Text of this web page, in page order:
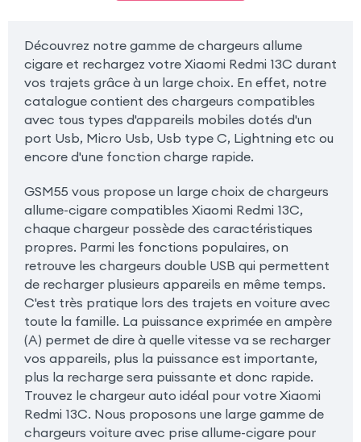
Découvrez notre gamme de chargeurs allume
cigare et rechargez votre Xiaomi Redmi 13C durant
vos trajets grâce à un large choix. En effet, notre
catalogue contient des chargeurs compatibles
avec tous types d'appareils mobiles dotés d'un
port Usb, Micro Usb, Usb type C, Lightning etc ou
encore d'une fonction charge rapide.
GSM55 vous propose un large choix de chargeurs
allume-cigare compatibles Xiaomi Redmi 13C,
chaque chargeur possède des caractéristiques
propres. Parmi les fonctions populaires, on
retrouve les chargeurs double USB qui permettent
de recharger plusieurs appareils en même temps.
C'est très pratique lors des trajets en voiture avec
toute la famille. La puissance exprimée en ampère
(A) permet de dire à quelle vitesse va se recharger
vos appareils, plus la puissance est importante,
plus la recharge sera puissante et donc rapide.
Trouvez le chargeur auto idéal pour votre Xiaomi
Redmi 13C. Nous proposons une large gamme de
chargeurs voiture avec prise allume-cigare pour